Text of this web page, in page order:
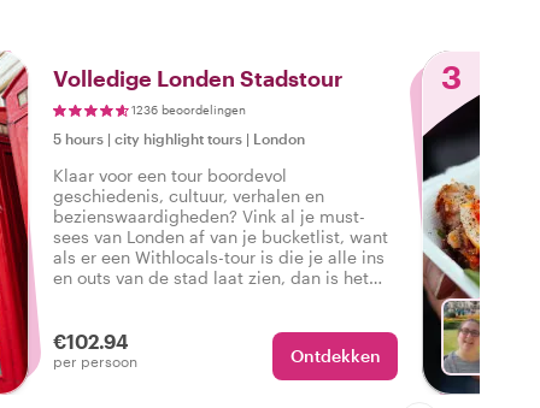
Volledige Londen Stadstour
1236 beoordelingen
5 hours | city highlight tours | London
Klaar voor een tour boordevol
geschiedenis, cultuur, verhalen en
bezienswaardigheden? Vink al je must-
sees van Londen af van je bucketlist, want
als er een Withlocals-tour is die je alle ins
en outs van de stad laat zien, dan is het
€102.94
per persoon Ontdekken
3